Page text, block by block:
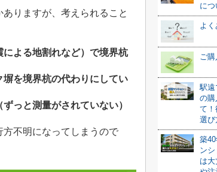
りますが、考えられること
による地割れなど）で境界杭
塀を境界杭の代わりにしてい
っと測量がされていない）
方不明になってしまうので
につ
よく
ご
駅遠
の購
て！
選び
築
ンシ
は